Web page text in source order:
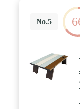
天板とランタ
わせて使用でき
No.5